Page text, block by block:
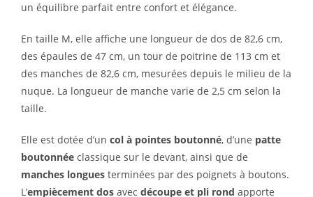
un équilibre parfait entre confort et élégance.
En taille M, elle affiche une longueur de dos de 82,6 cm,
des épaules de 47 cm, un tour de poitrine de 113 cm et
des manches de 82,6 cm, mesurées depuis le milieu de la
nuque. La longueur de manche varie de 2,5 cm selon la
taille.
Elle est dotée d’un col à pointes boutonné, d’une patte
boutonnée classique sur le devant, ainsi que de
manches longues terminées par des poignets à boutons.
L’empiècement dos avec découpe et pli rond apporte